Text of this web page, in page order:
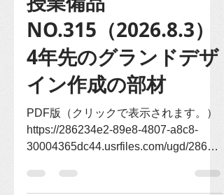
授業備品
NO.315（2026.8.3）
4年先のグランドデザ
イン作成の部材
PDF版（クリックで表示されます。）
https://286234e2-89e8-4807-a8c8-
4_d2f2bed11c6e4eaa8bc00a15c307f7